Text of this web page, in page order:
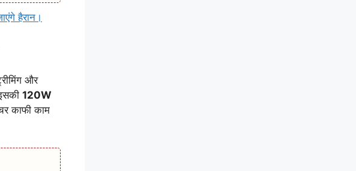
हैरान।
और
120W
काफी काम